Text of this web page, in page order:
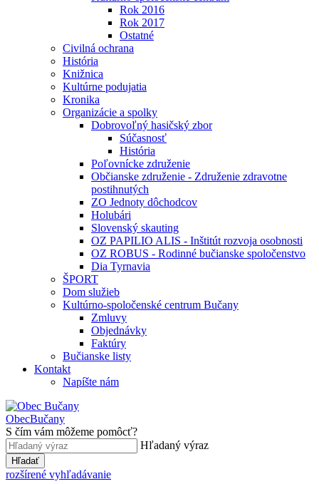
Rok 2016
Rok 2017
Ostatné
Civilná ochrana
História
Knižnica
Kultúrne podujatia
Kronika
Organizácie a spolky
Dobrovoľný hasičský zbor
Súčasnosť
História
Poľovnícke združenie
Občianske združenie - Združenie zdravotne
postihnutých
ZO Jednoty dôchodcov
Holubári
Slovenský skauting
OZ PAPILIO ALIS - Inštitút rozvoja osobnosti
OZ ROBUS - Rodinné bučianske spoločenstvo
Dia Tyrnavia
ŠPORT
Dom služieb
Kultúrno-spoločenské centrum Bučany
Zmluvy
Objednávky
Faktúry
Bučianske listy
Kontakt
Napíšte nám
ObecBučany
S čím vám môžeme pomôcť?
Hľadaný výraz
Hľadať
rozšírené vyhľadávanie